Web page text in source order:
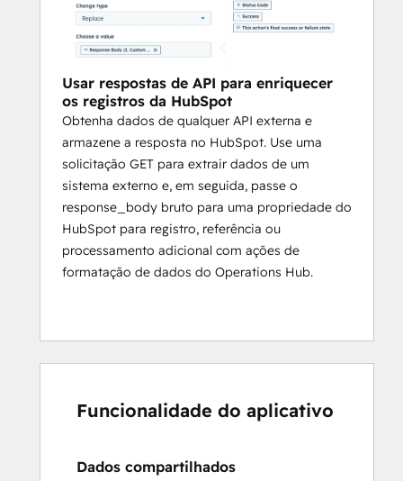
tempo real no momento em que o fluxo de
trabalho for executado.
Agir na resposta
Cada chamada de API retorna quatro
campos de saída:
'status_code
','response_body ', 'success '
e'error_message ' que você pode usar nas
etapas posteriores do fluxo de trabalho.
Ramifique seu fluxo de trabalho em caso
de sucesso ou falha, armazene a resposta
em uma propriedade ou passe-a para
outra chamada de API.
equipes de RevOps e agências que
complexas.
Usar respostas de API para enriquecer
os registros da HubSpot
Obtenha dados de qualquer API externa e
armazene a resposta no HubSpot. Use uma
solicitação GET para extrair dados de um
sistema externo e, em seguida, passe o
response_body bruto para uma propriedade do
HubSpot para registro, referência ou
processamento adicional com ações de
formatação de dados do Operations Hub.
Funcionalidade do aplicativo
Dados compartilhados